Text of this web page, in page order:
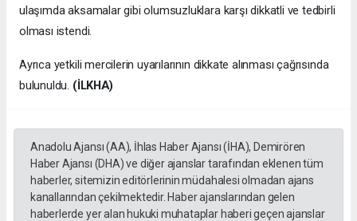
ulaşımda aksamalar gibi olumsuzluklara karşı dikkatli ve tedbirli
olması istendi.
Ayrıca yetkili mercilerin uyarılarının dikkate alınması çağrısında
bulunuldu. (İLKHA)
Anadolu Ajansı (AA), İhlas Haber Ajansı (İHA), Demirören
Haber Ajansı (DHA) ve diğer ajanslar tarafından eklenen tüm
haberler, sitemizin editörlerinin müdahalesi olmadan ajans
kanallarından çekilmektedir. Haber ajanslarından gelen
haberlerde yer alan hukuki muhataplar haberi geçen ajanslar